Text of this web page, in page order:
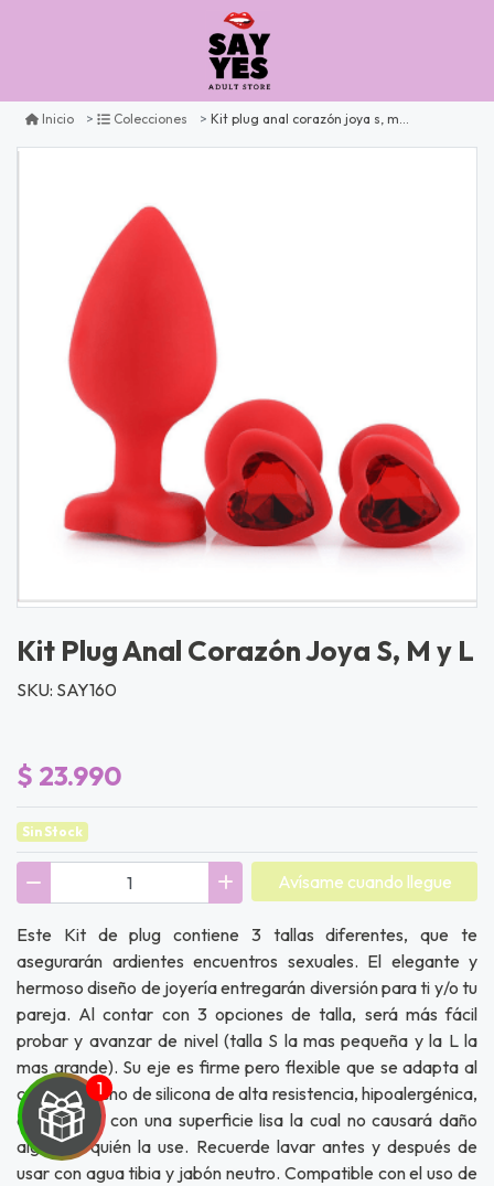
Inicio Colecciones Kit plug anal corazón joya s, m y l
Kit Plug Anal Corazón Joya S, M y L
SKU: SAY160
$ 23.990
Sin Stock
Avísame cuando llegue
Este Kit de plug contiene 3 tallas diferentes, que te
asegurarán ardientes encuentros sexuales. El elegante y
hermoso diseño de joyería entregarán diversión para ti y/o tu
pareja. Al contar con 3 opciones de talla, será más fácil
probar y avanzar de nivel (talla S la mas pequeña y la L la
mas grande). Su eje es firme pero flexible que se adapta al
cuerpo. Hecho de silicona de alta resistencia, hipoalergénica,
que cuenta con una superficie lisa la cual no causará daño
alguno a quién la use. Recuerde lavar antes y después de
usar con agua tibia y jabón neutro. Compatible con el uso de